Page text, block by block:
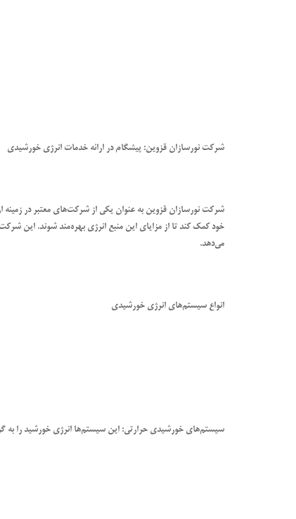
شرکت نورسازان قزوین: پیشگام در ارائه خدمات انرژی خورشیدی
شرکت نورسازان قزوین به عنوان یکی از شرکت‌های معتبر در زمینه
خود کمک کند تا از مزایای این منبع انرژی بهره‌مند شوند. این
می‌دهد.
انواع سیستم‌های انرژی خورشیدی
سیستم‌های خورشیدی حرارتی: این سیستم‌ها انرژی خورشید را به